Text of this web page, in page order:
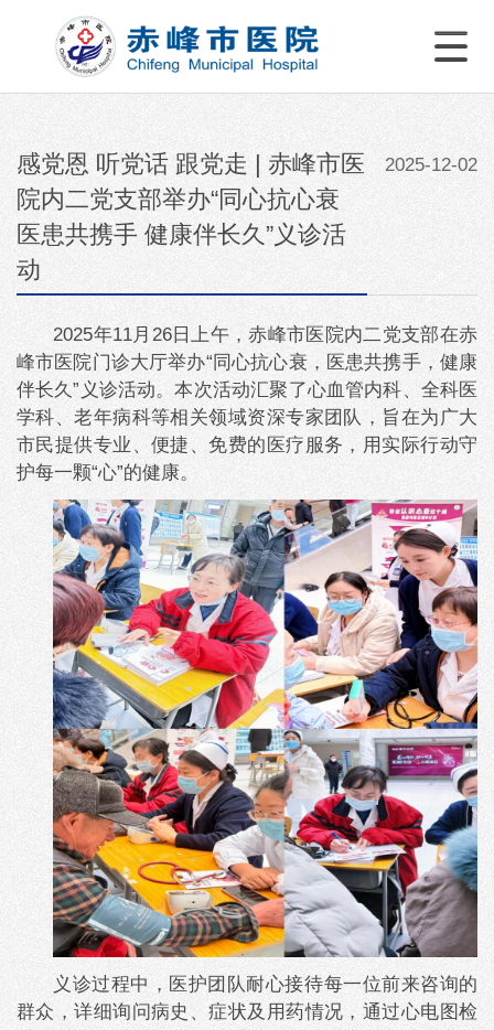
感党恩 听党话 跟党走 | 赤峰市医
院内二党支部举办“同心抗心衰
医患共携手 健康伴长久”义诊活
动
2025-12-02
2025年11月26日上午，赤峰市医院内二党支部在赤
峰市医院门诊大厅举办“同心抗心衰，医患共携手，健康
伴长久”义诊活动。本次活动汇聚了心血管内科、全科医
学科、老年病科等相关领域资深专家团队，旨在为广大
市民提供专业、便捷、免费的医疗服务，用实际行动守
护每一颗“心”的健康。
义诊过程中，医护团队耐心接待每一位前来咨询的
群众，详细询问病史、症状及用药情况，通过心电图检